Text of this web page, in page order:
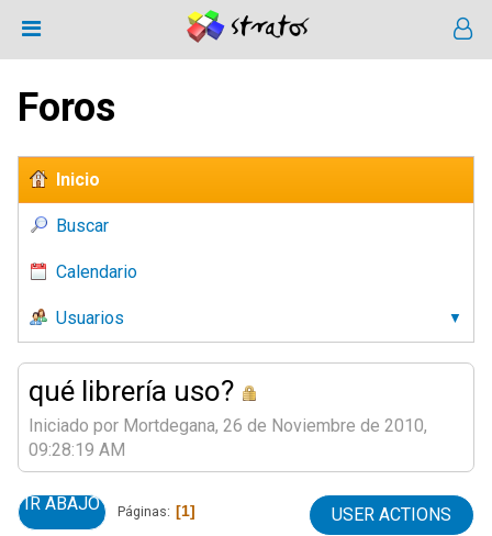
Foros
Inicio
Buscar
Calendario
Usuarios
qué librería uso?
Iniciado por Mortdegana, 26 de Noviembre de 2010,
09:28:19 AM
IR ABAJO Páginas 1 USER ACTIONS